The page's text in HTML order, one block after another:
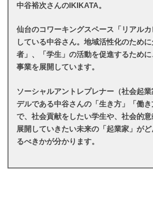
中谷裕次さんのIKIKATA。
仙台のコワーキングスペース「リアル
している中谷さん。地域活性化のため
者」、「学生」の活動を促進するため
事業を展開しています。
ソーシャルアントレプレナー（社会起
デルである中谷さんの「生き方」「働
で、 社会貢献をしたい学生や、社会的
展開していきたい未来の「起業家」が
るべきかが分かります。